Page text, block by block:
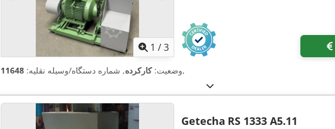
1 /3
وضعیت:کارکرده, شماره دستگاه/وسیله نقلیه: 11648 ,
Getecha RS 1333 A5.11